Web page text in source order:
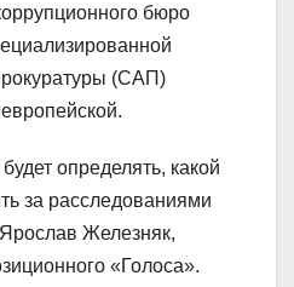
бюро
(САП)
определять, какой
за расследованиями
Железняк,
«Голоса».